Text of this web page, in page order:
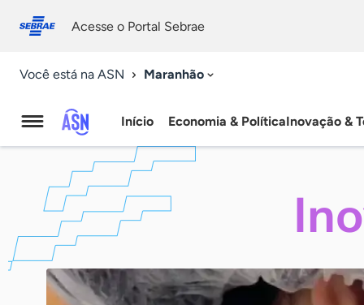
conosco
Acesse o Portal Sebrae
Você está na ASN Maranhão
Agência
Sebrae
de
Notícias
Início Economia & PolíticaInovação &